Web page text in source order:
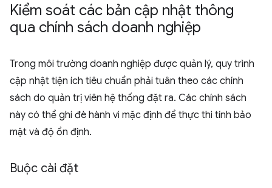
Kiểm soát các bản cập nhật thông
qua chính sách doanh nghiệp
Trong môi trường doanh nghiệp được quản lý, quy trình
cập nhật tiện ích tiêu chuẩn phải tuân theo các chính
sách do quản trị viên hệ thống đặt ra. Các chính sách
này có thể ghi đè hành vi mặc định để thực thi tính bảo
mật và độ ổn định.
Buộc cài đặt